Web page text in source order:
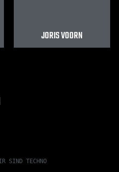
JORIS VOORN
SIND TECHNO